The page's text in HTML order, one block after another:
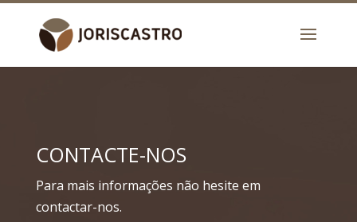
CONTACTE-NOS
Para mais informações não hesite em
contactar-nos.